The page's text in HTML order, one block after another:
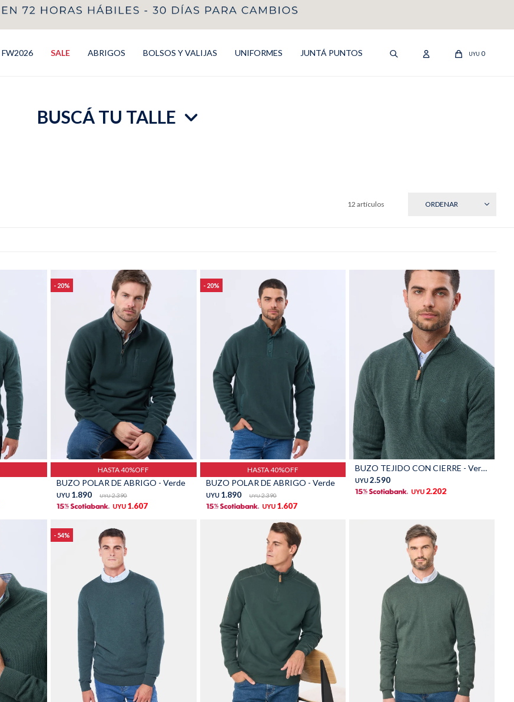
FW2026 SALE ABRIGOS BOLSOS Y VALIJAS UNIFORMES JUNTÁ PUNTOS UYU 0
BUSCÁ TU TALLE
12 artículos
20
Talle
HASTA 40%OFF
BUZO POLAR DE ABRIGO - Verde
UYU 1.890 UYU 2.390
UYU 1.607
20
HASTA 40%OFF
BUZO POLAR DE ABRIGO - Verde
UYU 1.890 UYU 2.390
UYU 1.607
Talle
BUZO TEJIDO CON CIERRE - Verde
UYU 2.590
UYU 2.202
54